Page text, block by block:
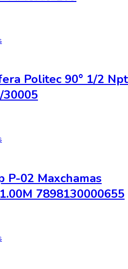
Politec 90° 1/2 Npt
P-02 Maxchamas
7898130000655